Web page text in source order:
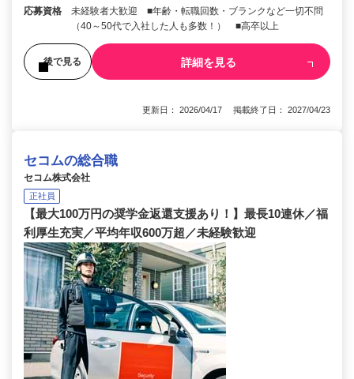
応募資格
未経験者大歓迎 ■年齢・転職回数・ブランクなど一切不問
（40～50代で入社した人も多数！） ■高卒以上
後で見る 詳細を見る
更新日： 2026/04/17 掲載終了日： 2027/04/23
セコムの総合職
セコム株式会社
正社員
【最大100万円の奨学金返還支援あり！】最長10連休／福
利厚生充実／平均年収600万超／未経験歓迎